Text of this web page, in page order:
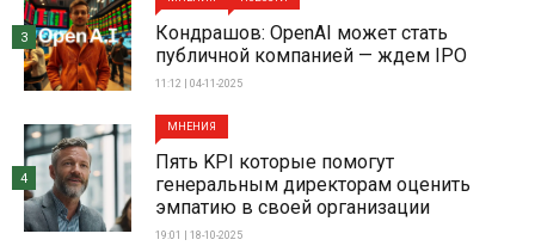
Кондрашов: OpenAI может стать
публичной компанией — ждем IPO
11:12 | 04-11-2025
3
МНЕНИЯ
Пять KPI которые помогут
генеральным директорам оценить
эмпатию в своей организации
19:01 | 18-10-2025
4